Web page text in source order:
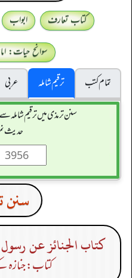
کتاب تعارف ابواب
سوانح حیات:
تمام کتب
ترقیم شاملہ عربی
سنن ترمذی میں ترقیم شاملہ
حدیث
سنن
كتاب الجنائز عن
کتاب: جنازہ